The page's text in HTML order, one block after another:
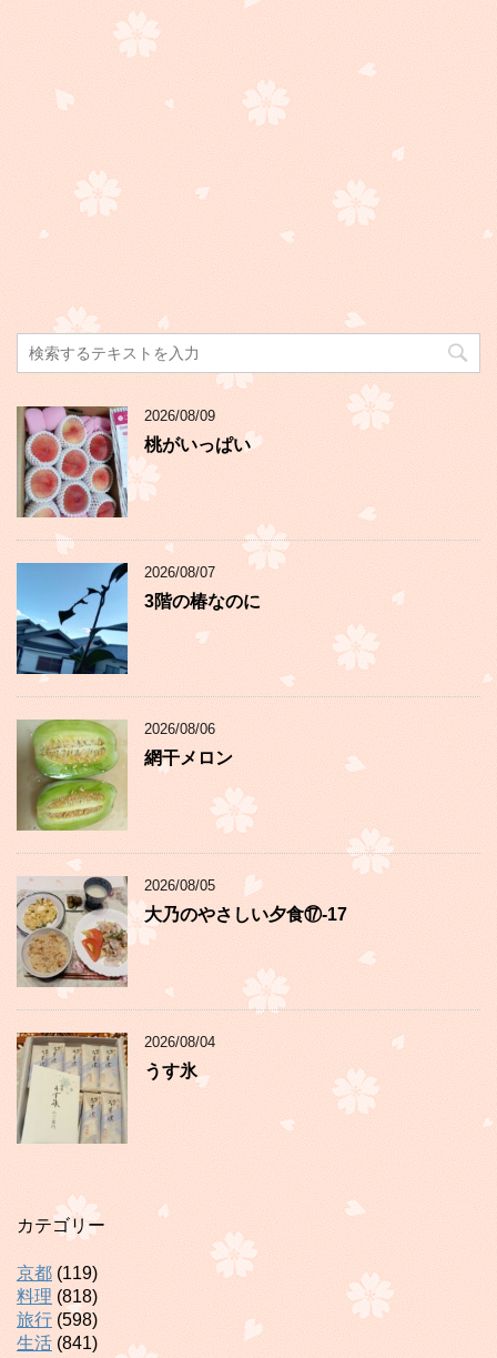
2026/08/09
桃がいっぱい
2026/08/07
3階の椿なのに
2026/08/06
網干メロン
2026/08/05
大乃のやさしい夕食⑰-17
2026/08/04
うす氷
カテゴリー
京都 (119)
料理 (818)
旅行 (598)
生活 (841)